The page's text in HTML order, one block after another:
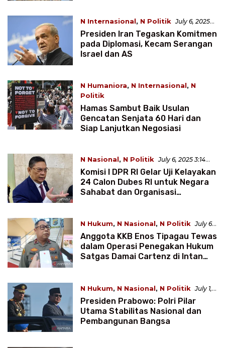
N Internasional, N Politik July 6, 2025
3:22 WIB
Presiden Iran Tegaskan Komitmen
pada Diplomasi, Kecam Serangan
Israel dan AS
N Humaniora, N Internasional, N
Politik
July 6, 2025 3:17 WIB
Hamas Sambut Baik Usulan
Gencatan Senjata 60 Hari dan
Siap Lanjutkan Negosiasi
N Nasional, N Politik July 6, 2025 3:14
WIB
Komisi I DPR RI Gelar Uji Kelayakan
24 Calon Dubes RI untuk Negara
Sahabat dan Organisasi
N Hukum, N Nasional, N Politik July 6,
2025 3:11 WIB
Anggota KKB Enos Tipagau Tewas
dalam Operasi Penegakan Hukum
Satgas Damai Cartenz di Intan
N Hukum, N Nasional, N Politik July 1,
2025 11:47 WIB
Presiden Prabowo: Polri Pilar
Utama Stabilitas Nasional dan
Pembangunan Bangsa